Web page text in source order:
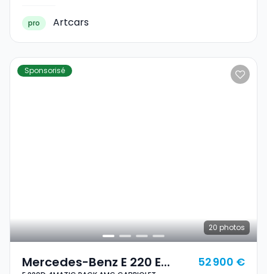
pro Artcars
Sponsorisé
20 photos
Mercedes-Benz E 220 E
52 900 €